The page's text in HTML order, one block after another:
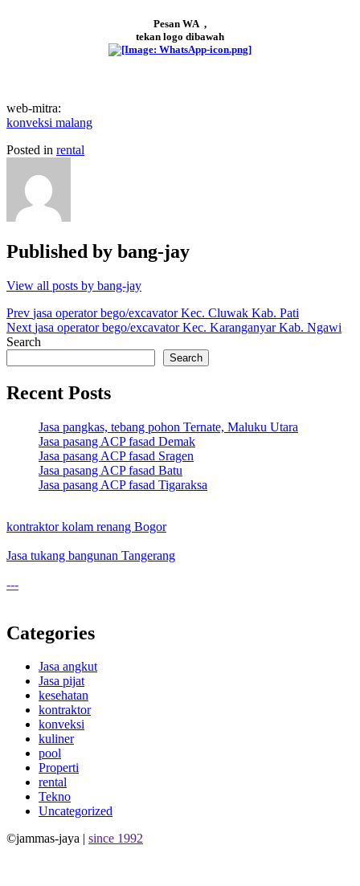
Pesan WA ,
tekan logo dibawah
web-mitra:
konveksi malang
Posted in rental
Published by bang-jay
View all posts by bang-jay
Post
navigation
Prev jasa operator bego/excavator Kec. Cluwak Kab. Pati
Next jasa operator bego/excavator Kec. Karanganyar Kab. Ngawi
Search
Search
Recent Posts
Jasa pangkas, tebang pohon Ternate, Maluku Utara
Jasa pasang ACP fasad Demak
Jasa pasang ACP fasad Sragen
Jasa pasang ACP fasad Batu
Jasa pasang ACP fasad Tigaraksa
kontraktor kolam renang Bogor
Jasa tukang bangunan Tangerang
---
Categories
Jasa angkut
Jasa pijat
kesehatan
kontraktor
konveksi
kuliner
pool
Properti
rental
Tekno
Uncategorized
©jammas-jaya | since 1992